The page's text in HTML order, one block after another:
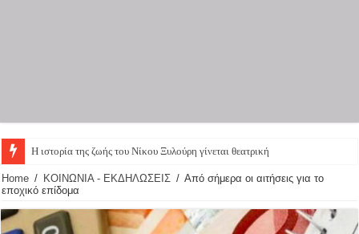
Η ιστορία της ζωής του Νίκου Ξυλούρη γίνεται θεατρική παρ
Home / ΚΟΙΝΩΝΙΑ - ΕΚΔΗΛΩΣΕΙΣ / Από σήμερα οι αιτήσεις για το
εποχικό επίδομα